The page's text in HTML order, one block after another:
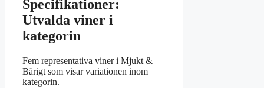
Specifikationer:
Utvalda viner i
kategorin
Fem representativa viner i Mjukt &
Bärigt som visar variationen inom
kategorin.